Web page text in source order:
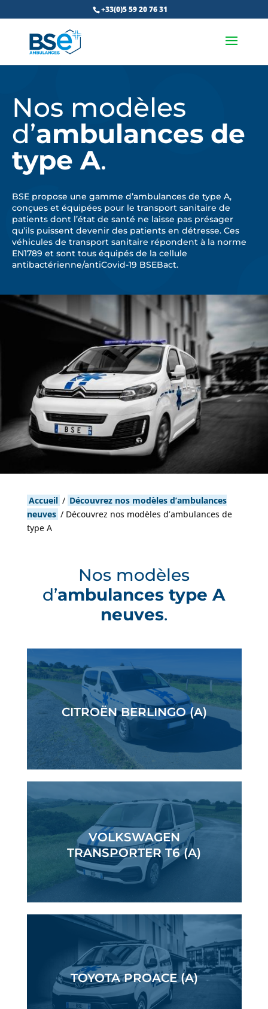
+33(0)5 59 20 76 31
Nos modèles
d’ambulances de
type A.
BSE propose une gamme d’ambulances de type A,
conçues et équipées pour le transport sanitaire de
patients dont l’état de santé ne laisse pas présager
qu’ils puissent devenir des patients en détresse. Ces
véhicules de transport sanitaire répondent à la norme
EN1789 et sont tous équipés de la cellule
antibactérienne/antiCovid-19 BSEBact.
Accueil / Découvrez nos modèles d’ambulances
neuves / Découvrez nos modèles d’ambulances de
type A
Nos modèles
d’ambulances type A
neuves.
CITROËN BERLINGO (A)
VOLKSWAGEN
TRANSPORTER T6 (A)
TOYOTA PROACE (A)